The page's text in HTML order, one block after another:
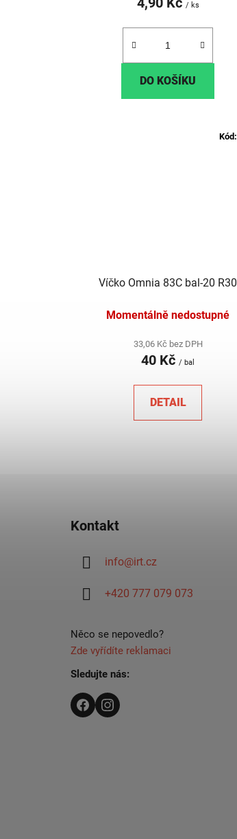
/ ks
DO KOŠÍKU
Víčko Omnia 83C bal-20 R30
Momentálně nedostupné
33,06 Kč bez DPH
40 Kč/ bal
DETAIL
Kód:
Kontakt
info@irt.cz
+420 777 079 073
Něco se nepovedlo?
Zde vyřídíte reklamaci
Sledujte nás: